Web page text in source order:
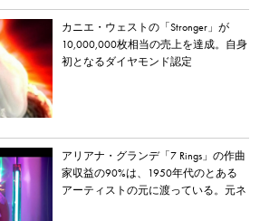
カニエ・ウェストの「Stronger」が
10,000,000枚相当の売上を達成。自身
初となるダイヤモンド認定
アリアナ・グランデ「7 Rings」の作曲
家収益の90%は、1950年代のとある
アーティストの元に渡っている。元ネ